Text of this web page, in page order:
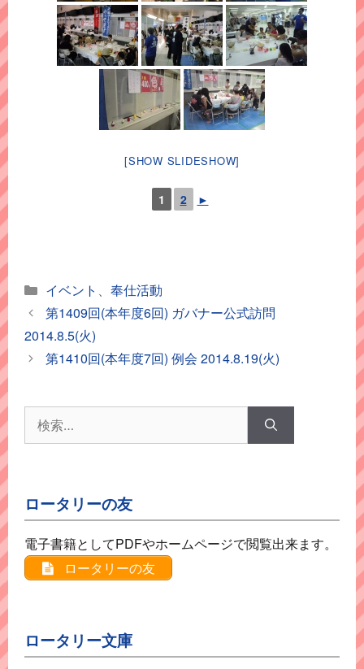
[SHOW SLIDESHOW]
1 2 ►
カ
テ
リ
ー
イベント 、 奉仕活動
第1409回(本年度6回) ガバナー公式訪問
2014.8.5(火)
第1410回(本年度7回) 例会 2014.8.19(火)
索:
ロータリーの友
電子書籍としてPDFやホームページで閲覧出来ます。
ロータリーの友
ロータリー文庫